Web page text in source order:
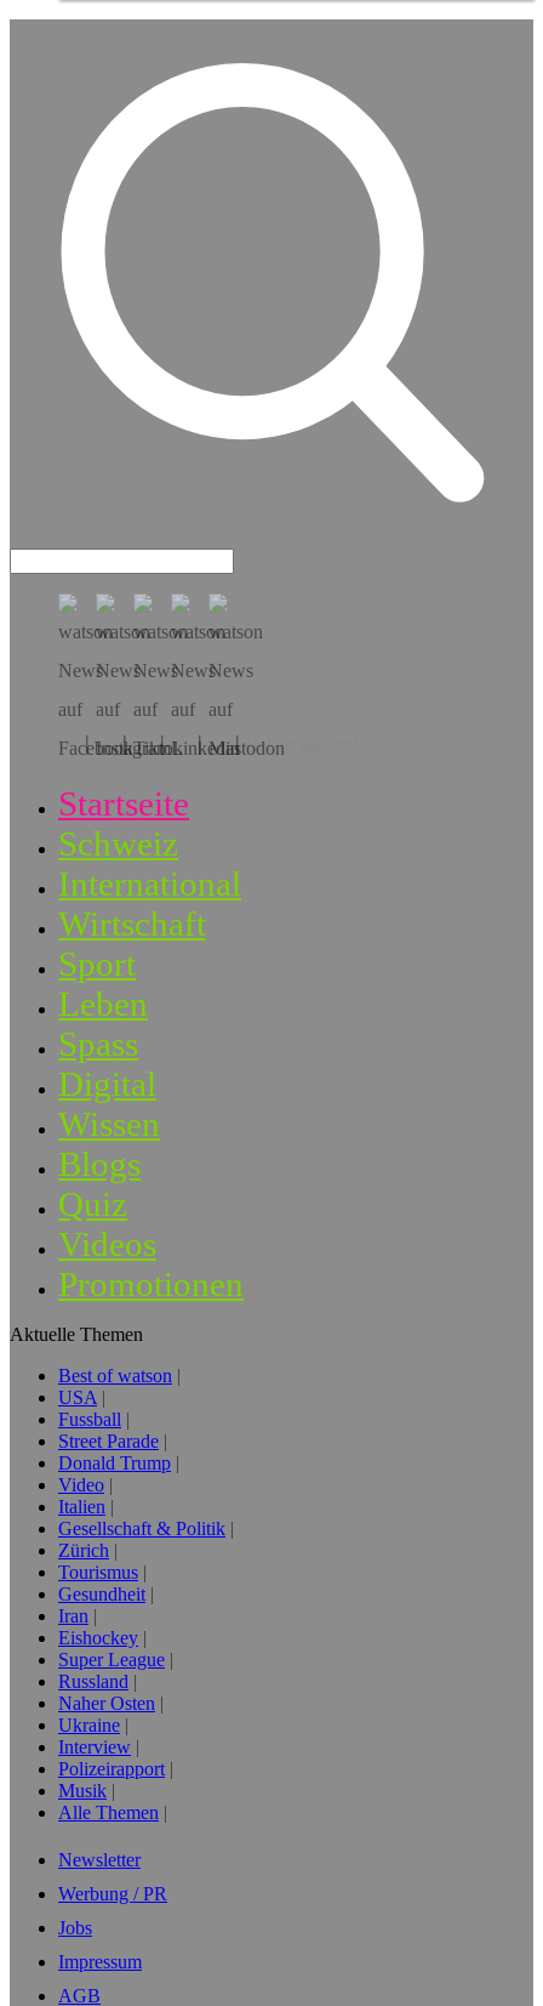
Hol dir die App!
Startseite
Schweiz
International
Wirtschaft
Sport
Leben
Spass
Digital
Wissen
Blogs
Quiz
Videos
Promotionen
Aktuelle Themen
Best of watson
USA
Fussball
Street Parade
Donald Trump
Video
Italien
Gesellschaft & Politik
Zürich
Tourismus
Gesundheit
Iran
Eishockey
Super League
Russland
Naher Osten
Ukraine
Interview
Polizeirapport
Musik
Alle Themen
Newsletter
Werbung / PR
Jobs
Impressum
AGB